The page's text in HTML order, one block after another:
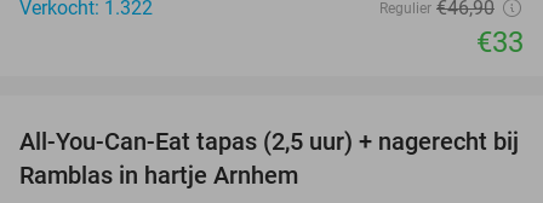
Verkocht: 1.322
Regulier €46,90
€33
34%
All-You-Can-Eat tapas (2,5 uur) + nagerecht bij
Ramblas in hartje Arnhem